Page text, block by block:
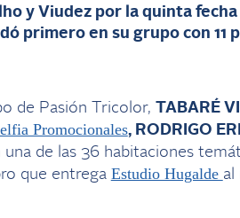
y Viudez por la quinta
primero en su grupo con 11
de Pasión Tricolor, TABARÉ
Promocionales, RODRIGO
de las 36 habitaciones
que entrega Estudio Hugalde al